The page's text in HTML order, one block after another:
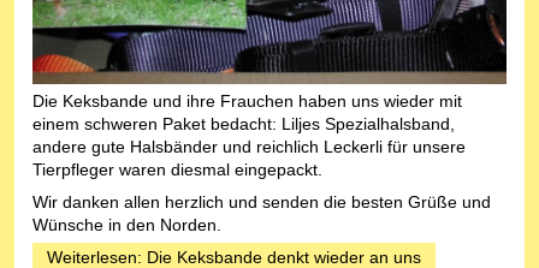
Die Keksbande und ihre Frauchen haben uns wieder mit
einem schweren Paket bedacht: Liljes Spezialhalsband,
andere gute Halsbänder und reichlich Leckerli für unsere
Tierpfleger waren diesmal eingepackt.
Wir danken allen herzlich und senden die besten Grüße und
Wünsche in den Norden.
Weiterlesen: Die Keksbande denkt wieder an uns